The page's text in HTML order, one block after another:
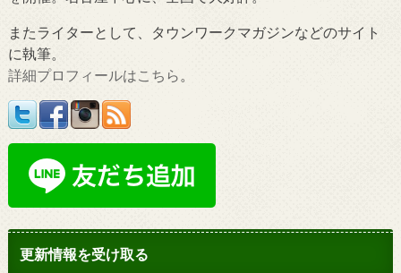
またライターとして、タウンワークマガジンなどのサイト
に執筆。
詳細プロフィールはこちら 。
更新情報を受け取る